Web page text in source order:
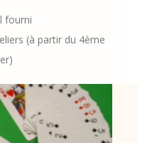
fourni
(à partir du 4ème